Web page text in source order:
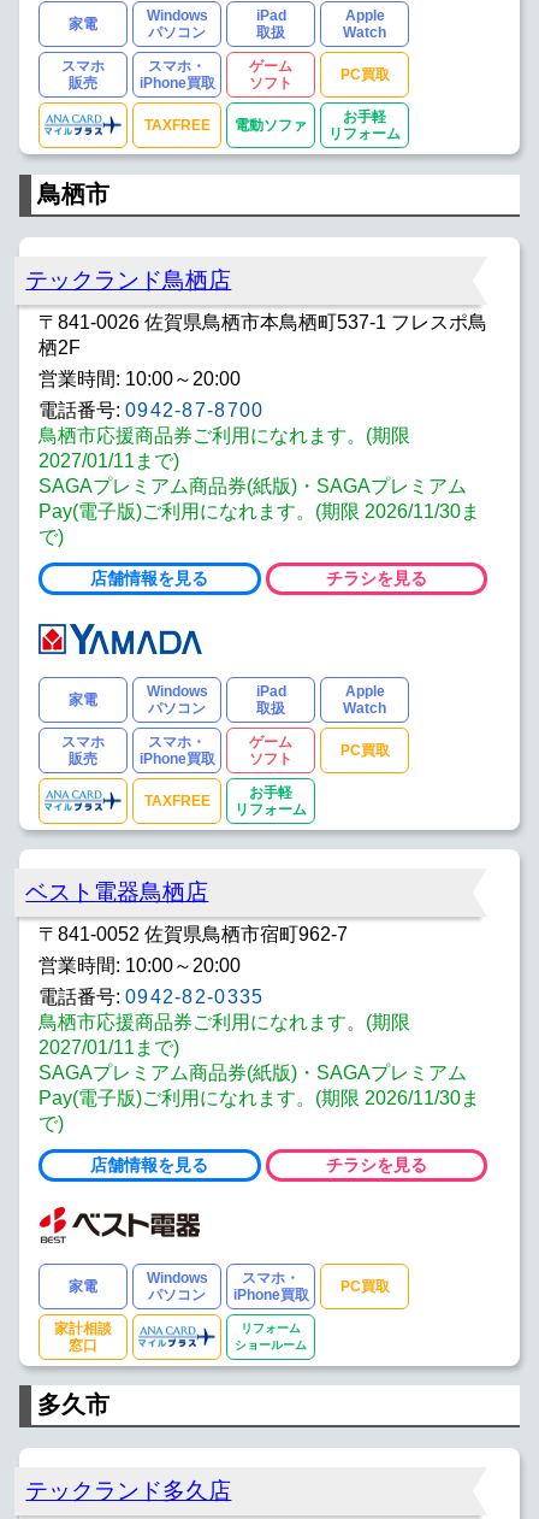
家電
Windows
パソコン
iPad
取扱
Apple
Watch
スマホ
販売
スマホ・
iPhone買取
ゲーム
ソフト
PC買取
TAXFREE 電動ソファ
お手軽
リフォーム
鳥栖市
テックランド鳥栖店
〒841-0026 佐賀県鳥栖市本鳥栖町537-1 フレスポ鳥
栖2F
営業時間: 10:00～20:00
電話番号: 0942-87-8700
鳥栖市応援商品券ご利用になれます。(期限
2027/01/11まで)
SAGAプレミアム商品券(紙版)・SAGAプレミアム
Pay(電子版)ご利用になれます。(期限 2026/11/30ま
で)
店舗情報を見る チラシを見る
家電
Windows
パソコン
iPad
取扱
Apple
Watch
スマホ
販売
スマホ・
iPhone買取
ゲーム
ソフト
PC買取
TAXFREE
お手軽
リフォーム
ベスト電器鳥栖店
〒841-0052 佐賀県鳥栖市宿町962-7
営業時間: 10:00～20:00
電話番号: 0942-82-0335
鳥栖市応援商品券ご利用になれます。(期限
2027/01/11まで)
SAGAプレミアム商品券(紙版)・SAGAプレミアム
Pay(電子版)ご利用になれます。(期限 2026/11/30ま
で)
店舗情報を見る チラシを見る
家電
Windows
パソコン
スマホ・
iPhone買取
PC買取
家計相談
窓口
リフォーム
ショールーム
多久市
テックランド多久店